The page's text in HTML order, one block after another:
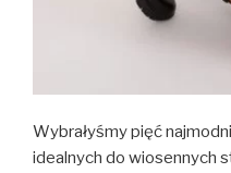
Wybrałyśmy pięć
idealnych do wiosennych